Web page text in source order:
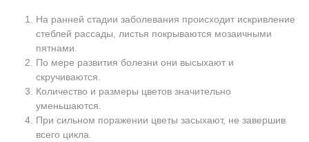
На ранней стадии заболевания происходит искривление
стеблей рассады, листья покрываются мозаичными
пятнами.
По мере развития болезни они высыхают и
скручиваются.
Количество и размеры цветов значительно
уменьшаются.
При сильном поражении цветы засыхают, не завершив
всего цикла.